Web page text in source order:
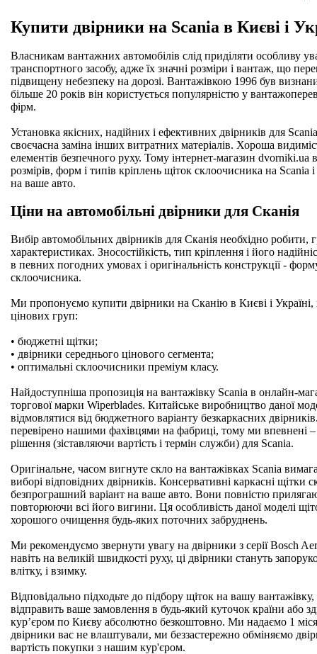
Купити двірники на Scania в Києві і
Власникам вантажних автомобілів слід приділяти особливу
транспортного засобу, адже їх значні розміри і вантаж, що
підвищену небезпеку на дорозі. Вантажівкою 1996 був
більше 20 років він користується популярністю у
фірм.
Установка якісних, надійних і ефективних двірників для
своєчасна заміна інших витратних матеріалів. Хороша
елементів безпечного руху. Тому інтернет-магазин dvorniki.ua
розмірів, форм і типів кріплень щіток склоочисника на Scania
на ваше авто.
Ціни на автомобільні двірники для Сканія
Вибір автомобільних двірників для Сканія необхідно робити,
характеристиках. Зносостійкість, тип кріплення і його
в певних погодних умовах і оригінальність конструкції -
склоочисника.
Ми пропонуємо купити двірники на Сканію в Києві і Україні,
цінових груп:
• бюджетні щітки;
• двірники середнього цінового сегмента;
• оптимальні склоочисники преміум класу.
Найдоступніша пропозиція на вантажівку Scania в онлайн-
торгової марки Wiperblades. Китайське виробництво даної
відмовлятися від бюджетного варіанту безкаркасних
перевірено нашими фахівцями на фабриці, тому ми впевнені
рішення (зіставляючи вартість і термін служби) для Scania.
Оригінальне, часом вигнуте скло на вантажівках Scania
виборі відповідних двірників. Консервативні каркасні
безпрограшний варіант на ваше авто. Вони повністю
повторюючи всі його вигини. Ця особливість даної моделі
хорошого очищення будь-яких поточних забруднень.
Ми рекомендуємо звернути увагу на двірники з серії Bosch
навіть на великій швидкості руху, ці двірники стануть
влітку, і взимку.
Відповідально підходьте до підбору щіток на вашу
відправить ваше замовлення в будь-який куточок країни або
кур’єром по Києву абсолютно безкоштовно. Ми надаємо 1
двірники вас не влаштували, ми беззастережно обміняємо
вартість покупки з нашим кур'єром.